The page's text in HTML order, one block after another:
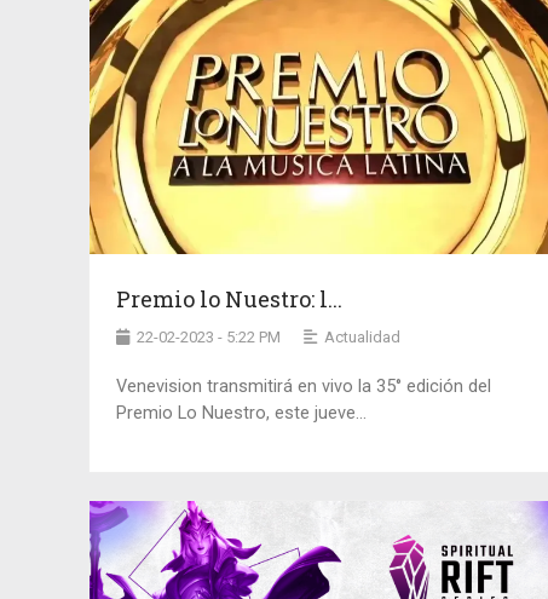
Premio lo Nuestro: l...
22-02-2023 - 5:22 PM Actualidad
Venevision transmitirá en vivo la 35° edición del
Premio Lo Nuestro, este jueve...